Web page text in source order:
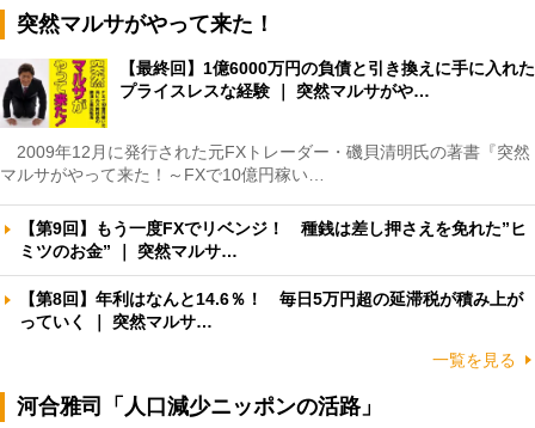
突然マルサがやって来た！
【最終回】1億6000万円の負債と引き換えに手に入れた
プライスレスな経験 ｜ 突然マルサがや…
2009年12月に発行された元FXトレーダー・磯貝清明氏の著書『突然
マルサがやって来た！～FXで10億円稼い…
【第9回】もう一度FXでリベンジ！ 種銭は差し押さえを免れた”ヒ
ミツのお金” ｜ 突然マルサ…
【第8回】年利はなんと14.6％！ 毎日5万円超の延滞税が積み上が
っていく ｜ 突然マルサ…
一覧を見る
河合雅司「人口減少ニッポンの活路」